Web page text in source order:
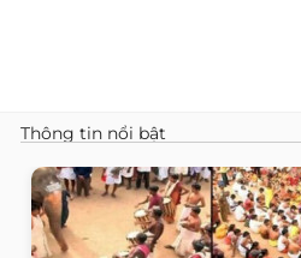
Thông tin nổi bật